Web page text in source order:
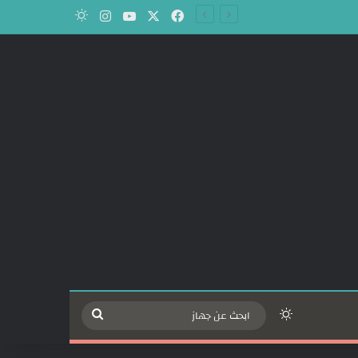
فيسبوك‫YouTube
انستقرامالوضع المظلم
الوضع المظلم
ابحث
عن